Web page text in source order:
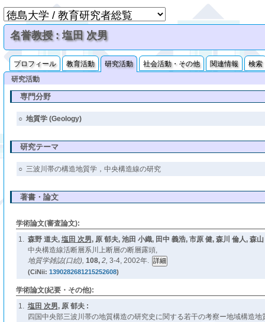
名誉教授 : 塩田 次男
プロフィール 教育活動 研究活動 社会活動・その他 関連情報
検索
研究活動
専門分野
○ 地質学 (Geology)
研究テーマ
○ 三波川帯の構造地質学，中央構造線の研究
著書・論文
学術論文(審査論文):
1. 森野 道夫, 塩田 次男, 原 郁夫, 池田 小織, 田中 義浩, 市原 健, 森川 倫人, 森
中央構造線活断層系川上断層の断層露頭,
地質学雑誌(口絵), 108, 2, 3-4, 2002年.
(CiNii: 1390282681215252608)
学術論文(紀要・その他):
1. 塩田 次男, 原 郁夫 :
四国中央部三波川帯の地質構造の研究史に関する若干の考察ー地域構造地